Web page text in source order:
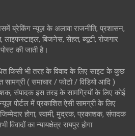
ब्रेकिंग न्यूज़ के अलावा राजनीति, प्रशासन,
बिजनेस, सेहत, ब्यूटी, रोजगार
की जाती है।
किसी भी तरह के विवाद के लिए साइट के कुछ
सामग्री ( समाचार / फोटो / विडियो आदि )
संपादक इस तरह के सामग्रियों के लिए कोई
पोर्टल में प्रकाशित ऐसी सामग्री के लिए
होगा, स्वामी, मुद्रक, प्रकाशक, संपादक
विवादों का न्यायक्षेत्र रायपुर होगा